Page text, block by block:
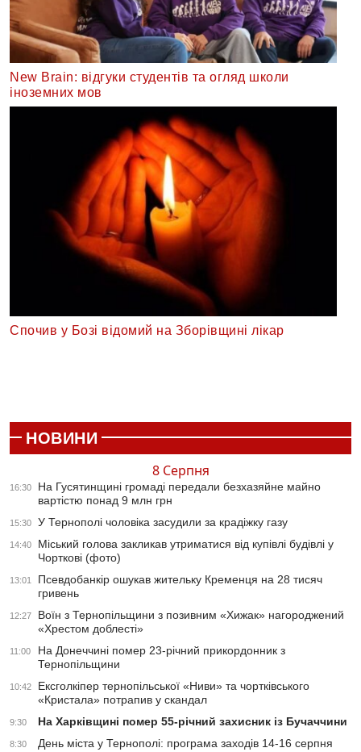
New Brain: відгуки студентів та огляд школи
іноземних мов
Спочив у Бозі відомий на Зборівщині лікар
НОВИНИ
8 Серпня
16:30
На Гусятинщині громаді передали безхазяйне майно
вартістю понад 9 млн грн
15:30 У Тернополі чоловіка засудили за крадіжку газу
14:40
Міський голова закликав утриматися від купівлі будівлі у
Чорткові (фото)
13:01
Псевдобанкір ошукав жительку Кременця на 28 тисяч
гривень
12:27
Воїн з Тернопільщини з позивним «Хижак» нагороджений
«Хрестом доблесті»
11:00
На Донеччині помер 23-річний прикордонник з
Тернопільщини
10:42
Ексголкіпер тернопільської «Ниви» та чортківського
«Кристала» потрапив у скандал
9:30 На Харківщині помер 55-річний захисник із Бучаччини
8:30 День міста у Тернополі: програма заходів 14-16 серпня